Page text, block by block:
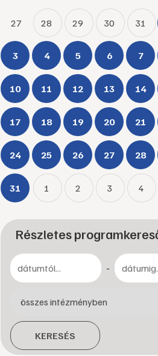
27 28 29 30 31
3 4 5 6 7
10 11 12 13 14
17 18 19 20 21
24 25 26 27 28
31 1 2 3 4
Részletes
-
KERESÉS